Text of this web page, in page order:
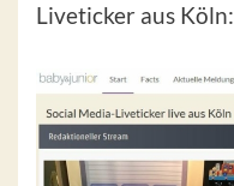
Liveticker aus Köln: